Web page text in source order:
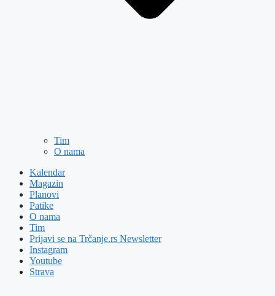
Tim
O nama
Kalendar
Magazin
Planovi
Patike
O nama
Tim
Prijavi se na Trčanje.rs Newsletter
Instagram
Youtube
Strava